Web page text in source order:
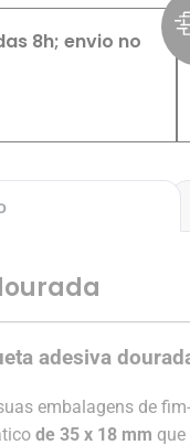
8h; envio no
adesiva
embalagens de
de 35 x 18 mm